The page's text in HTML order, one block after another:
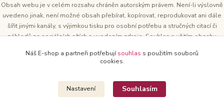
Obsah webu je v celém rozsahu chráněn autorským právem. Není-li výslovně
uvedeno jinak, není možné obsah přebírat, kopírovat, reprodukovat ani dále
šířit jinými kanály, s výjimkou tisku pro osobní potřebu a stručných citací či
náhledů na sociálních sítích s uvedením zdroje. Souhlas s užitím obsahu
těchto webových stránek je Tomáš Oršel.
Náš E-shop a partneři potřebujísouhlas s použitím souborů
cookies.
Nastavení Souhlasím